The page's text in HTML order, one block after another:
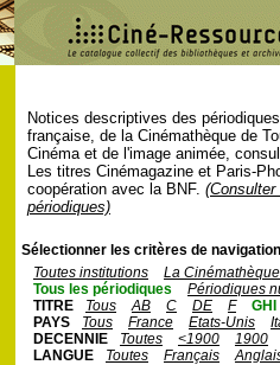
Notices descriptives des
française, de la Cinémathèque de
Cinéma et de l'image animée,
Les titres Cinémagazine et Paris-
coopération avec la BNF.
périodiques)
Sélectionner les critères de
Toutes institutions
La
Tous les périodiques
Périodiques
TITRE
Tous AB C DE F
GHI
PAYS
Tous France Etats-Unis
DECENNIE
Toutes <1900
1900
LANGUE
Toutes Français